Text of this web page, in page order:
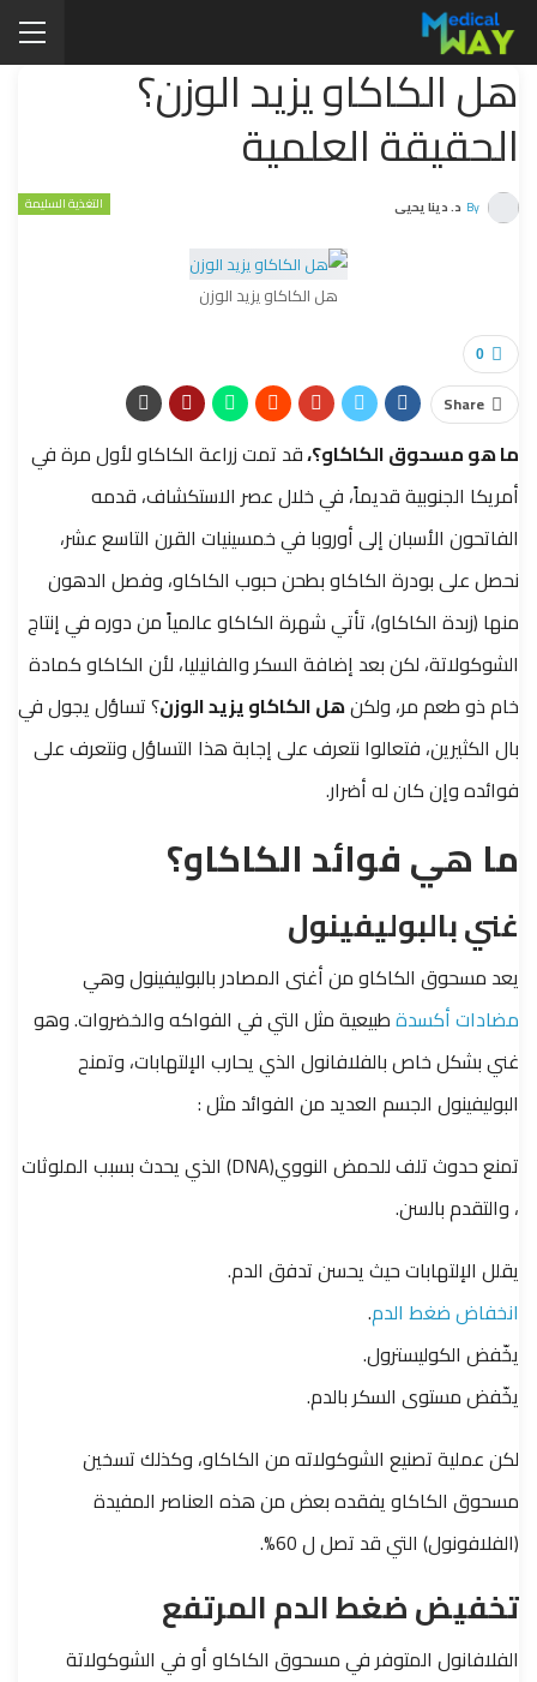
هل الكاكاو يزيد الوزن؟
الحقيقة العلمية
التغذية السليمة By د. دينا يحيى
هل الكاكاو يزيد الوزن
0
Share
ما هو مسحوق الكاكاو؟،قد تمت زراعة الكاكاو لأول مرة في
أمريكا الجنوبية قديماً، في خلال عصر الاستكشاف، قدمه
الفاتحون الأسبان إلى أوروبا في خمسينيات القرن التاسع عشر،
نحصل على بودرة الكاكاو بطحن حبوب الكاكاو، وفصل الدهون
منها (زبدة الكاكاو)، تأتي شهرة الكاكاو عالمياً من دوره في إنتاج
الشوكولاتة، لكن بعد إضافة السكر والفانيليا، لأن الكاكاو كمادة
خام ذو طعم مر، ولكنهل الكاكاو يزيد الوزن؟ تساؤل يجول في
بال الكثيرين، فتعالوا نتعرف على إجابة هذا التساؤل ونتعرف على
فوائده وإن كان له أضرار.
ما هي فوائد الكاكاو؟
غني بالبوليفينول
يعد مسحوق الكاكاو من أغنى المصادر بالبوليفينول وهي
مضادات أكسدةطبيعية مثل التي في الفواكه والخضروات. وهو
غني بشكل خاص بالفلافانول الذي يحارب الإلتهابات، وتمنح
البوليفينول الجسم العديد من الفوائد مثل :
تمنع حدوث تلف للحمض النووي(DNA) الذي يحدث بسبب الملوثات
، والتقدم بالسن.
يقلل الإلتهابات حيث يحسن تدفق الدم.
انخفاض ضغط الدم.
يخّفض الكوليسترول.
يخّفض مستوى السكر بالدم.
لكن عملية تصنيع الشوكولاته من الكاكاو، وكذلك تسخين
مسحوق الكاكاو يفقده بعض من هذه العناصر المفيدة
(الفلافونول) التي قد تصل ل 60%.
تخفيض ضغط الدم المرتفع
الفلافانول المتوفر في مسحوق الكاكاو أو في الشوكولاتة